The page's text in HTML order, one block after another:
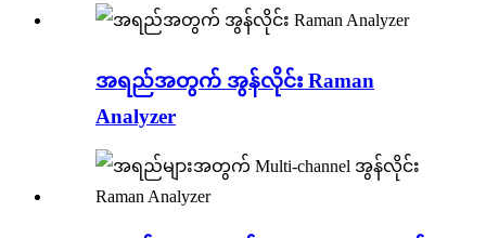
အရည်အတွက် အွန်လိုင်း Raman
Analyzer